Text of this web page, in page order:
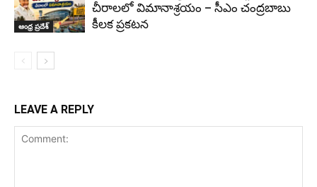
ఆంధ్ర ప్రదేశ్
చీరాలలో విమానాశ్రయం – సీఎం చంద్రబాబు
కీలక ప్రకటన
LEAVE A REPLY